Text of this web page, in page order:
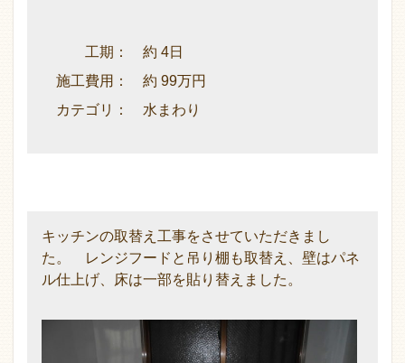
工期： 約 4日
施工費用： 約 99万円
カテゴリ： 水まわり
キッチンの取替え工事をさせていただきまし
た。 レンジフードと吊り棚も取替え、壁はパネ
ル仕上げ、床は一部を貼り替えました。